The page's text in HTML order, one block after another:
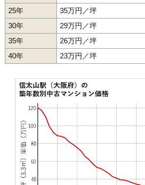
ユニライフ和泉中央B棟
住所 大阪府和泉市いぶき野3丁目
交通 和泉中央駅（3分）
1,800万円～2,000万円
マンションナビで
無料一括査定をする
アスティオ和泉中央
住所 大阪府和泉市いぶき野4丁目
交通 和泉中央駅（3分）
相場 3,790万円～4,090万円
25年
35万円／坪
30年
29万円／坪
35年
26万円／坪
40年
23万円／坪